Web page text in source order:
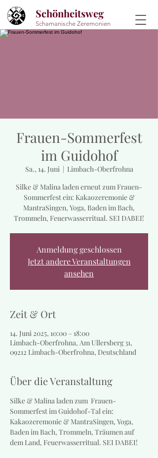
Schönheitsweg
Schamanische Zeremonien
Frauen-Sommerfest
im Guidohof
Sa., 14. Juni
  |
Limbach-Oberfrohna
Silke & Malina laden erneut zum Frauen-
Sommerfest ein: Kakaozeremonie &
MantraSingen, Yoga, Baden im Bach,
Trommeln, Feuerwasserritual. SEI DABEI!
Anmeldung geschlossen
Jetzt andere Veranstaltungen
ansehen
Zeit & Ort
14. Juni 2025, 10:00 – 18:00
Limbach-Oberfrohna, Am Ullersberg 31,
09212 Limbach-Oberfrohna, Deutschland
Über die Veranstaltung
Silke & Malina laden zum  Frauen-
Sommerfest im Guidohof-Tal ein:
Kakaozeremonie & MantraSingen, Yoga,
Baden im Bach, Trommeln, Träumen auf
dem Land, Feuerwasserritual. SEI DABEI!